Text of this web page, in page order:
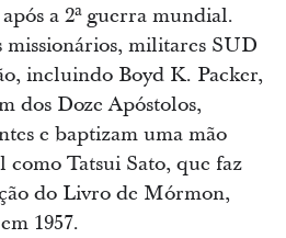
a 2ª guerra mundial.
missionários, militares SUD
incluindo Boyd K. Packer,
dos Doze Apóstolos,
e baptizam uma mão
como Tatsui Sato, que faz
do Livro de Mórmon,
1957.